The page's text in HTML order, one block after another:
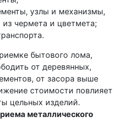
узлы и механизмы,
чермета и цветмета;
бытового лома,
от деревянных,
от засора выше
стоимости повлияет
цельных изделий.
металлического